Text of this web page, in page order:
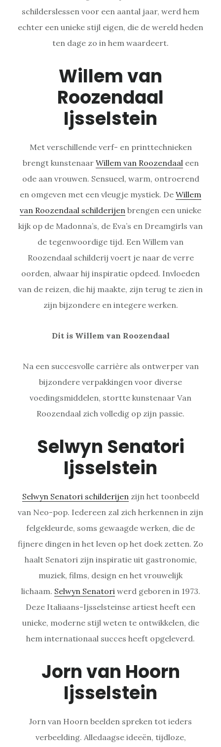
schilderslessen voor een aantal jaar, werd hem
echter een unieke stijl eigen, die de wereld heden
ten dage zo in hem waardeert.
Willem van
Roozendaal
Ijsselstein
Met verschillende verf- en printtechnieken
brengt kunstenaar Willem van Roozendaal een
ode aan vrouwen. Sensueel, warm, ontroerend
en omgeven met een vleugje mystiek. De Willem
van Roozendaal schilderijen brengen een unieke
kijk op de Madonna’s, de Eva’s en Dreamgirls van
de tegenwoordige tijd. Een Willem van
Roozendaal schilderij voert je naar de verre
oorden, alwaar hij inspiratie opdeed. Invloeden
van de reizen, die hij maakte, zijn terug te zien in
zijn bijzondere en integere werken.
Dit is Willem van Roozendaal
Na een succesvolle carrière als ontwerper van
bijzondere verpakkingen voor diverse
voedingsmiddelen, stortte kunstenaar Van
Roozendaal zich volledig op zijn passie.
Selwyn Senatori
Ijsselstein
Selwyn Senatori schilderijen zijn het toonbeeld
van Neo-pop. Iedereen zal zich herkennen in zijn
felgekleurde, soms gewaagde werken, die de
fijnere dingen in het leven op het doek zetten. Zo
haalt Senatori zijn inspiratie uit gastronomie,
muziek, films, design en het vrouwelijk
lichaam. Selwyn Senatori werd geboren in 1973.
Deze Italiaans-Ijsselsteinse artiest heeft een
unieke, moderne stijl weten te ontwikkelen, die
hem internationaal succes heeft opgeleverd.
Jorn van Hoorn
Ijsselstein
Jorn van Hoorn beelden spreken tot ieders
verbeelding. Alledaagse ideeën, tijdloze,